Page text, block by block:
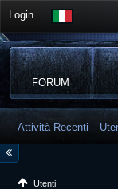
Login
FORUM
Attività Recenti
Utenti